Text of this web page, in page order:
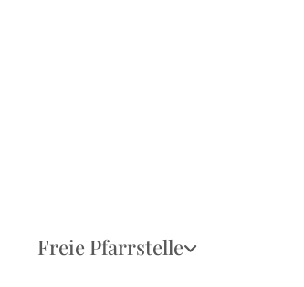
Freie Pfarrstelle